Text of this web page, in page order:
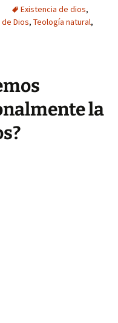
Existencia de dios,
Dios, Teología natural,
la